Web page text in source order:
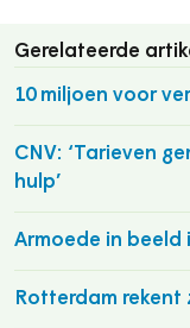
Gerelateerde
10 miljoen voor
CNV: ‘Tarieven
hulp’
Armoede in beeld
Rotterdam rekent